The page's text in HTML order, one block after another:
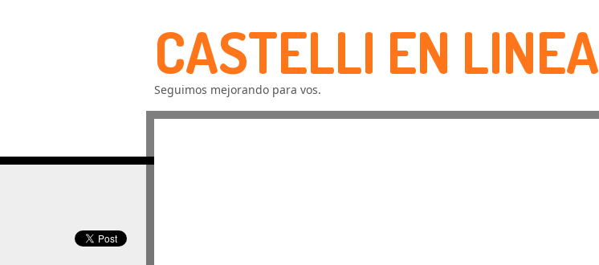
CASTELLI EN LINEA
Seguimos mejorando para vos.